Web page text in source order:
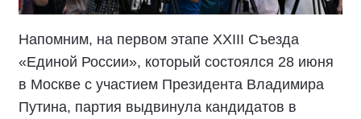
Напомним, на первом этапе XXIII Съезда
«Единой России», который состоялся 28 июня
в Москве с участием Президента Владимира
Путина, партия выдвинула кандидатов в